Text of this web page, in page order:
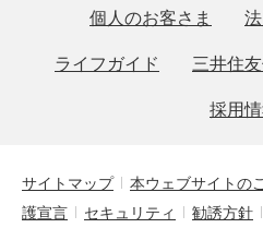
個人のお客さま
ライフガイド
三井住
採用
サイトマップ 本ウェブサイトの
護宣言
セキュリティ 勧誘方針